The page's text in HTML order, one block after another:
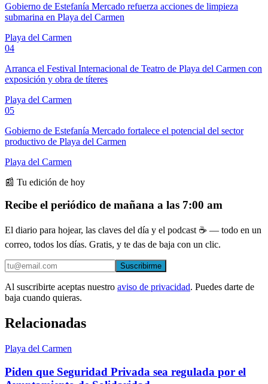
Gobierno de Estefanía Mercado refuerza acciones de limpieza
submarina en Playa del Carmen
Playa del Carmen
04
Arranca el Festival Internacional de Teatro de Playa del Carmen con
exposición y obra de títeres
Playa del Carmen
05
Gobierno de Estefanía Mercado fortalece el potencial del sector
productivo de Playa del Carmen
Playa del Carmen
📰 Tu edición de hoy
Recibe el periódico de mañana a las 7:00 am
El diario para hojear, las claves del día y el podcast ☕ — todo en un
correo, todos los días. Gratis, y te das de baja con un clic.
Suscribirme
Al suscribirte aceptas nuestro aviso de privacidad. Puedes darte de
baja cuando quieras.
Relacionadas
Playa del Carmen
Piden que Seguridad Privada sea regulada por el